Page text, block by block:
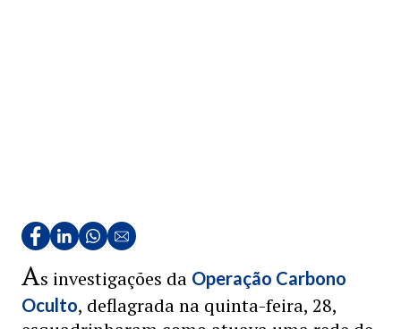
As investigações da Operação Carbono
Oculto, deflagrada na quinta-feira, 28,